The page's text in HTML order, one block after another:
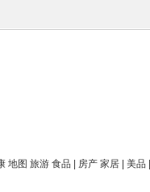
地图 旅游 食品 | 房产 家居 | 美品